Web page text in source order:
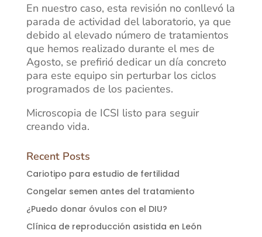
En nuestro caso, esta revisión no conllevó la
parada de actividad del laboratorio, ya que
debido al elevado número de tratamientos
que hemos realizado durante el mes de
Agosto, se prefirió dedicar un día concreto
para este equipo sin perturbar los ciclos
programados de los pacientes.
Microscopia de ICSI listo para seguir
creando vida.
Recent Posts
Cariotipo para estudio de fertilidad
Congelar semen antes del tratamiento
¿Puedo donar óvulos con el DIU?
Clínica de reproducción asistida en León